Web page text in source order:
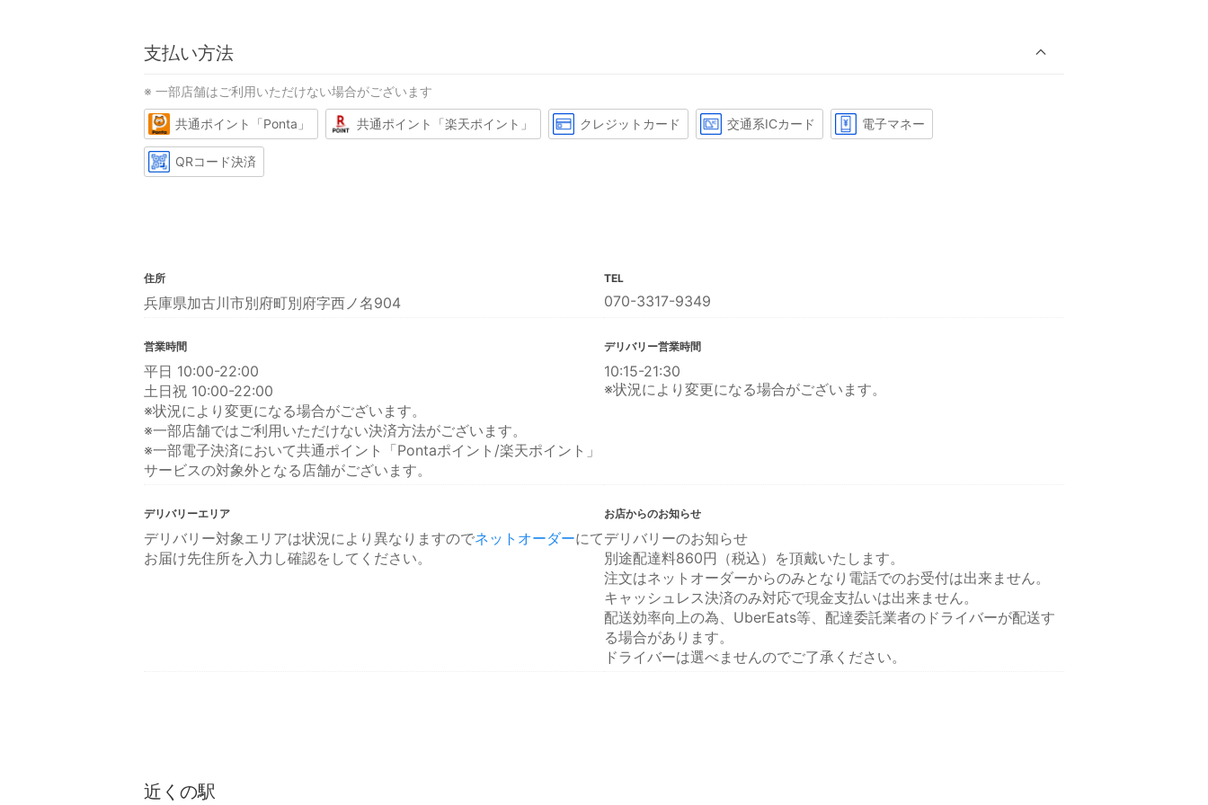
支払い方法
※ 一部店舗はご利用いただけない場合がございます
共通ポイント「Ponta」 共通ポイント「楽天ポイント」 クレジットカード 交通系ICカード 電子マネー
QRコード決済
住所
兵庫県加古川市別府町別府字西ノ名904
TEL
070-3317-9349
営業時間
平日 10:00-22:00
土日祝 10:00-22:00
※状況により変更になる場合がございます。
※一部店舗ではご利用いただけない決済方法がございます。
※一部電子決済において共通ポイント「Pontaポイント/楽天ポイント」
サービスの対象外となる店舗がございます。
デリバリー営業時間
10:15-21:30
※状況により変更になる場合がございます。
デリバリーエリア
デリバリー対象エリアは状況により異なりますのでネットオーダーにて
お届け先住所を入力し確認をしてください。
お店からのお知らせ
デリバリーのお知らせ
別途配達料860円（税込）を頂戴いたします。
注文はネットオーダーからのみとなり電話でのお受付は出来ません。
キャッシュレス決済のみ対応で現金支払いは出来ません。
配送効率向上の為、UberEats等、配達委託業者のドライバーが配送す
る場合があります。
ドライバーは選べませんのでご了承ください。
近くの駅